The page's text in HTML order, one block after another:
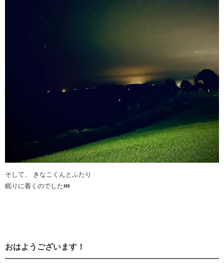
そして、 きなこくんとふたり
眠りに着くのでした💤
おはようございます！